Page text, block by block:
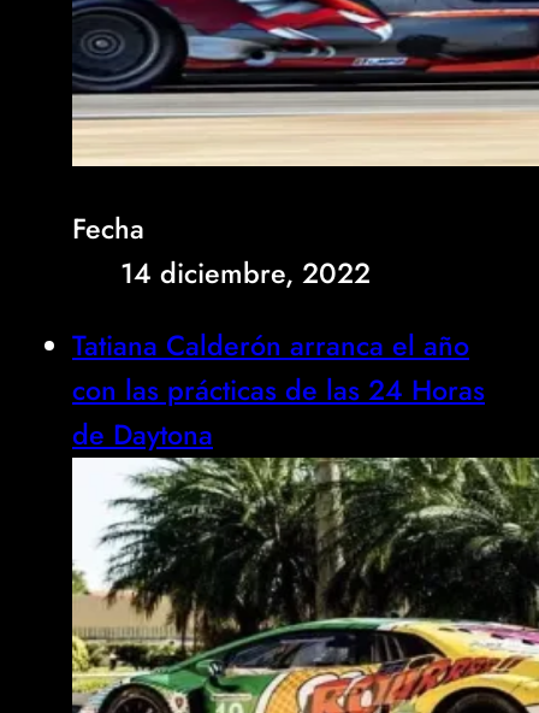
Fecha
14 diciembre, 2022
Tatiana Calderón arranca el año
con las prácticas de las 24 Horas
de Daytona